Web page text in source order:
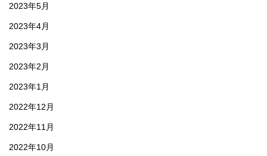
2023年5月
2023年4月
2023年3月
2023年2月
2023年1月
2022年12月
2022年11月
2022年10月